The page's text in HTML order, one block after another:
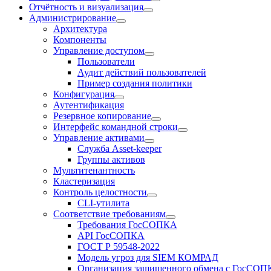
Отчётность и визуализация
Администрирование
Архитектура
Компоненты
Управление доступом
Пользователи
Аудит действий пользователей
Пример создания политики
Конфигурация
Аутентификация
Резервное копирование
Интерфейс командной строки
Управление активами
Служба Asset-keeper
Группы активов
Мультитенантность
Кластеризация
Контроль целостности
CLI-утилита
Соответствие требованиям
Требования ГосСОПКА
API ГосСОПКА
ГОСТ Р 59548-2022
Модель угроз для SIEM КОМРАД
Организация защищенного обмена с